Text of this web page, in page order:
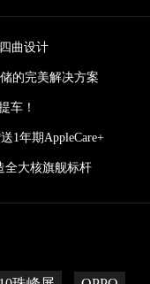
曲设计
的完美解决方案
车！
1年期AppleCare+
全大核旗舰标杆